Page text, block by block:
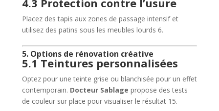
Placez des tapis aux zones de passage intensif et
utilisez des patins sous les meubles lourds 6.
5. Options de rénovation créative
5.1 Teintures personnalisées
Optez pour une teinte grise ou blanchisée pour un effet
contemporain. Docteur Sablage propose des tests
de couleur sur place pour visualiser le résultat 15.